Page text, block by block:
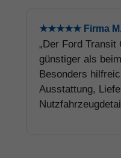
★★★★★ Firma
„Der Ford
günstiger als
Besonders
Ausstattung,